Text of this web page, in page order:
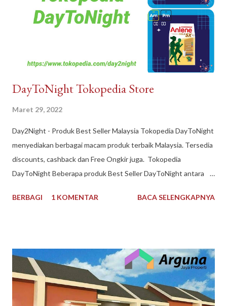
DayToNight Tokopedia Store
Maret 29, 2022
Day2Night - Produk Best Seller Malaysia Tokopedia DayToNight
menyediakan berbagai macam produk terbaik Malaysia. Tersedia
discounts, cashback dan Free Ongkir juga. Tokopedia
DayToNight Beberapa produk Best Seller DayToNight antara
Malaysia 1 kg, Maggi Kari Malaysia , Anlene Gold Malaysia.
pengiriman juga cepat, pengemasan aman, tersedia banyak
pilihan kurir pengiriman dan ada subsidi free ongkir. Melayani
pengiriman seluruh Indonesia. Pembayaran mudah bisa dengan
Gopay, Ovo, juga opsi transfer bank maupun melalui
BERBAGI 1 KOMENTAR BACA SELENGKAPNYA